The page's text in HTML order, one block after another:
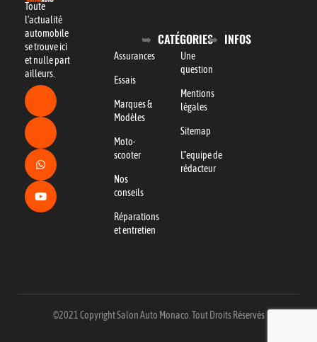
Toute
l’actualité
automobile
se trouve ici
et nulle part
ailleurs.
CATÉGORIES
Assurances
Essais
Marques &
Modèles
Moto-
scooter
Nos
conseils
Réparations
et entretien
INFOS
Une
question
Mentions
légales
Sitemap
L"equipe de
rédacteur
©2021 Copyright Salon Auto Monaco. Tout Droits Réservés